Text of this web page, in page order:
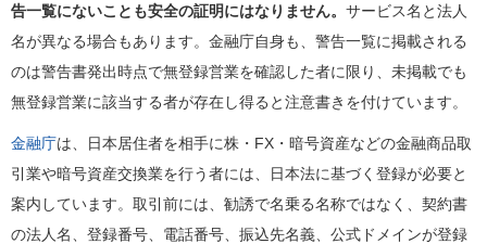
告一覧にないことも安全の証明にはなりません。 サービス名と法人
名が異なる場合もあります。金融庁自身も、警告一覧に掲載される
のは警告書発出時点で無登録営業を確認した者に限り、未掲載でも
無登録営業に該当する者が存在し得ると注意書きを付けています。
金融庁は、日本居住者を相手に株・FX・暗号資産などの金融商品取
引業や暗号資産交換業を行う者には、日本法に基づく登録が必要と
案内しています。取引前には、勧誘で名乗る名称ではなく、契約書
の法人名、登録番号、電話番号、振込先名義、公式ドメインが登録